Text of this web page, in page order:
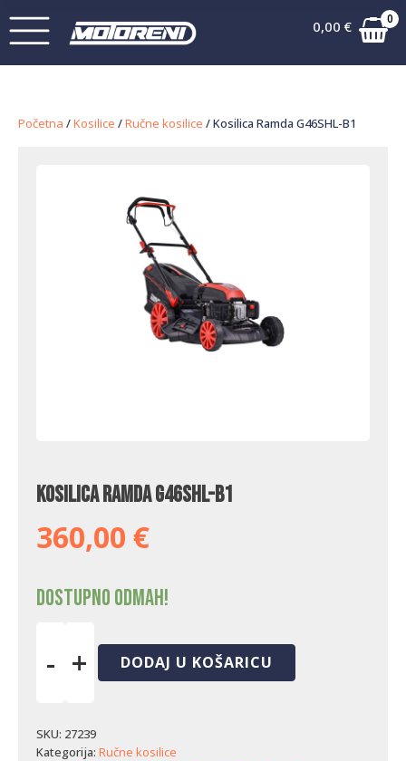
0,00 € 0
Početna /Kosilice /Ručne kosilice / Kosilica Ramda G46SHL-B1
Kosilica Ramda G46SHL-B1
360,00 €
Dostupno odmah!
-
B1
količina
+ DODAJ U KOŠARICU
SKU: 27239
Kategorija: Ručne kosilice